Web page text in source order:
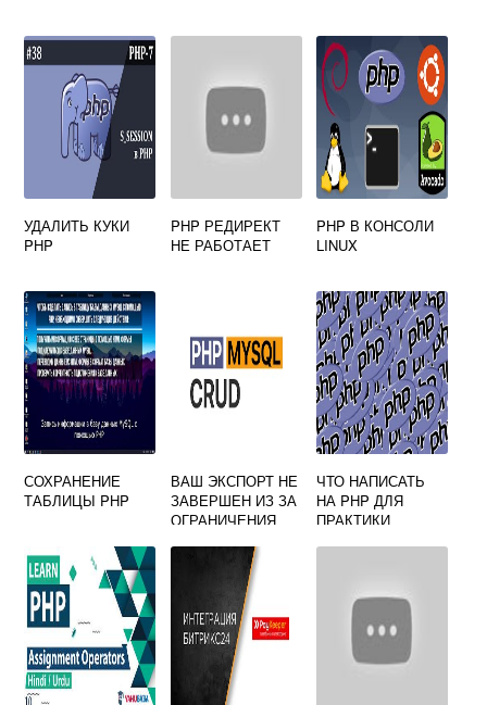
УДАЛИТЬ КУКИ
PHP
PHP РЕДИРЕКТ
НЕ РАБОТАЕТ
PHP В КОНСОЛИ
LINUX
СОХРАНЕНИЕ
ТАБЛИЦЫ PHP
ВАШ ЭКСПОРТ НЕ
ЗАВЕРШЕН ИЗ ЗА
ОГРАНИЧЕНИЯ
УРОВНЕ PHP
ЧТО НАПИСАТЬ
НА PHP ДЛЯ
ПРАКТИКИ